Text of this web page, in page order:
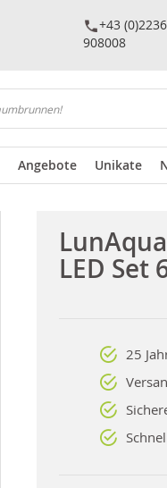
+43
908008
Angebote Unikate
LED Set
25